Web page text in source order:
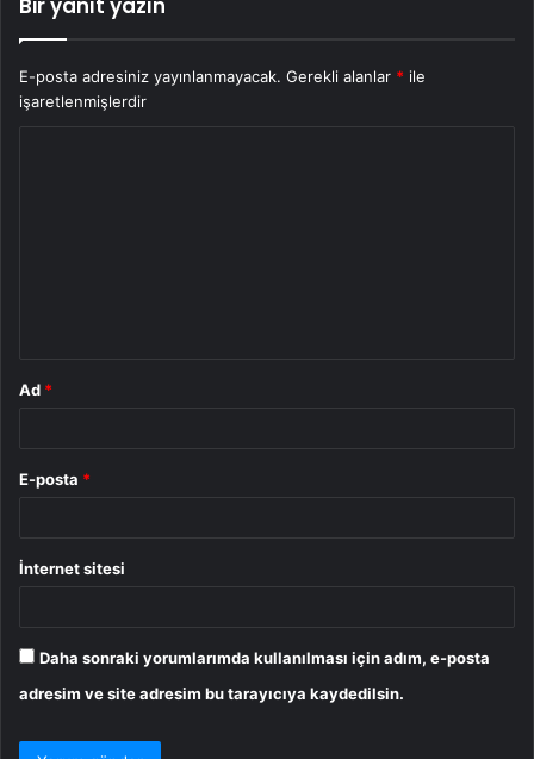
Bir yanıt yazın
E-posta adresiniz yayınlanmayacak. Gerekli alanlar * ile
işaretlenmişlerdir
Ad *
E-posta *
İnternet sitesi
Daha sonraki yorumlarımda kullanılması için adım, e-posta
adresim ve site adresim bu tarayıcıya kaydedilsin.